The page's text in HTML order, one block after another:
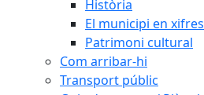
Història
El municipi en xifres
Patrimoni cultural
Com arribar-hi
Transport públic